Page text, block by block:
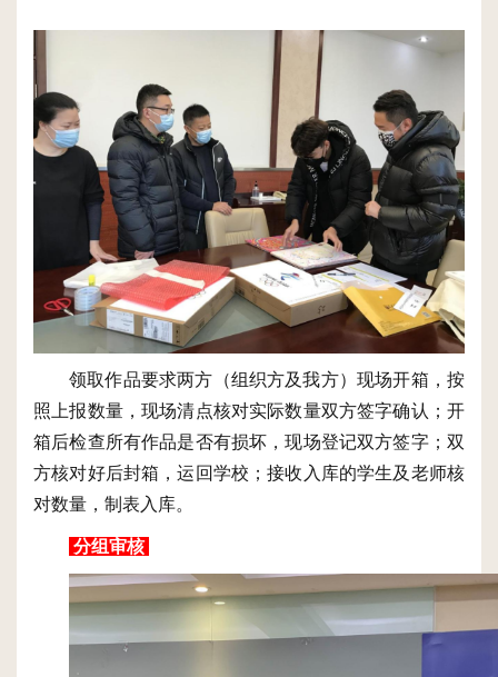
领取作品要求两方（组织方及我方）现场开箱，按
照上报数量，现场清点核对实际数量双方签字确认；开
箱后检查所有作品是否有损坏，现场登记双方签字；双
方核对好后封箱，运回学校；接收入库的学生及老师核
对数量，制表入库。
分组审核